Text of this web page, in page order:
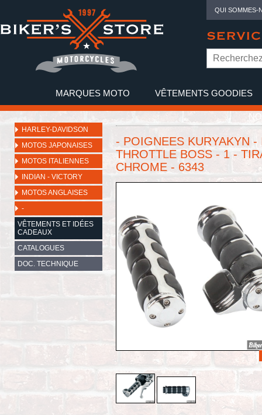
QUI SOMMES-
MARQUES MOTO VÊTEMENTS GOODIES
HARLEY-DAVIDSON
MOTOS JAPONAISES
MOTOS ITALIENNES
INDIAN - VICTORY
MOTOS ANGLAISES
-
VÊTEMENTS ET IDÉES
CADEAUX
CATALOGUES
DOC. TECHNIQUE
- POIGNEES KURYAKYN
THROTTLE BOSS - 1 -
CHROME - 6343